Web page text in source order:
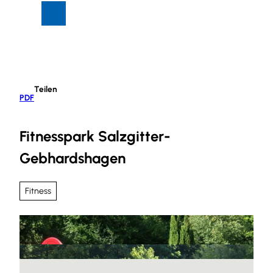
PDF
Teilen
Fitnesspark Salzgitter-
Gebhardshagen
Fitness